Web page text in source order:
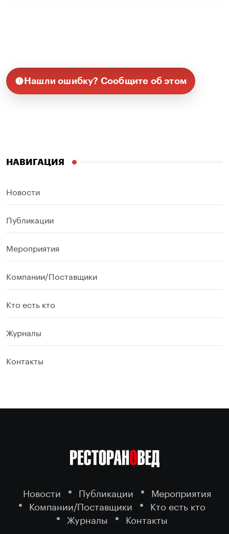
Нашли ошибку? Сообщите об этом
НАВИГАЦИЯ
Новости
Публикации
Мероприятия
Компании/Поставщики
Кто есть кто
Журналы
Контакты
Новости Публикации
Мероприятия
Компании/Поставщики
Кто есть кто
Журналы
Контакты